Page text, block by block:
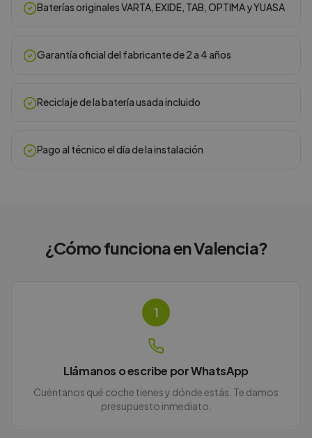
Baterías originales VARTA, EXIDE, TAB, OPTIMA y YUASA
Garantía oficial del fabricante de 2 a 4 años
Reciclaje de la batería usada incluido
Pago al técnico el día de la instalación
¿Cómo funciona enValencia?
1
Llámanos o escribe por WhatsApp
Cuéntanos qué coche tienes y dónde estás. Te damos
presupuesto inmediato.